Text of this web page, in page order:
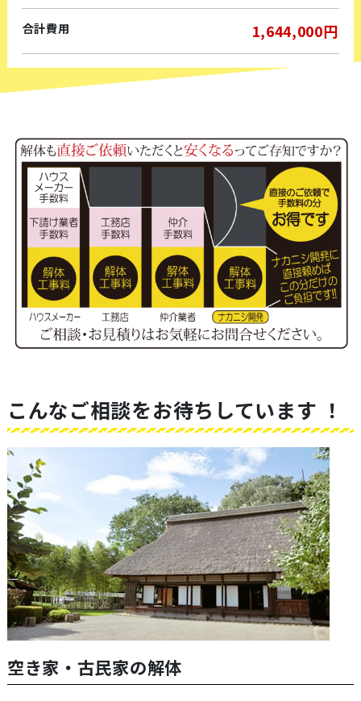
合計費用 1,644,000円
こんなご相談をお待ちしています ！
空き家・古民家の解体